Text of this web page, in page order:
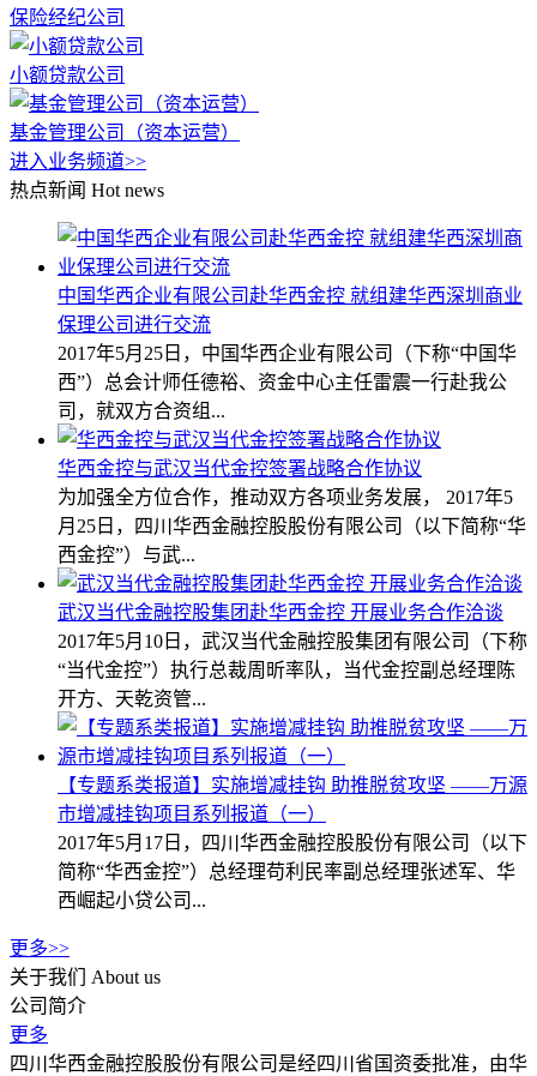
保险经纪公司
小额贷款公司
基金管理公司（资本运营）
进入业务频道>>
热点新闻 Hot news
中国华西企业有限公司赴华西金控 就组建华西深圳商业
保理公司进行交流
2017年5月25日，中国华西企业有限公司（下称“中国华
西”）总会计师任德裕、资金中心主任雷震一行赴我公
司，就双方合资组...
华西金控与武汉当代金控签署战略合作协议
为加强全方位合作，推动双方各项业务发展， 2017年5
月25日，四川华西金融控股股份有限公司（以下简称“华
西金控”）与武...
武汉当代金融控股集团赴华西金控 开展业务合作洽谈
2017年5月10日，武汉当代金融控股集团有限公司（下称
“当代金控”）执行总裁周昕率队，当代金控副总经理陈
开方、天乾资管...
【专题系类报道】实施增减挂钩 助推脱贫攻坚 ——万源
市增减挂钩项目系列报道（一）
2017年5月17日，四川华西金融控股股份有限公司（以下
简称“华西金控”）总经理苟利民率副总经理张述军、华
西崛起小贷公司...
更多>>
关于我们
About us
公司简介
更多
四川华西金融控股股份有限公司是经四川省国资委批准，由华